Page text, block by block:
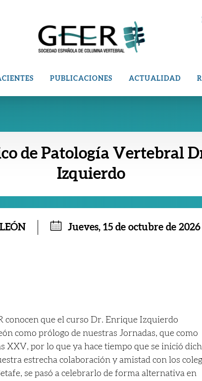
PUBLICACIONES ACTUALIDAD
de Patología Vertebral
Izquierdo
LEÓN Jueves, 15 de octubre de 2026
conocen que el curso Dr. Enrique Izquierdo
como prólogo de nuestras Jornadas, que como
XXV, por lo que ya hace tiempo que se inició
estrecha colaboración y amistad con los
se pasó a celebrarlo de forma alternativa en